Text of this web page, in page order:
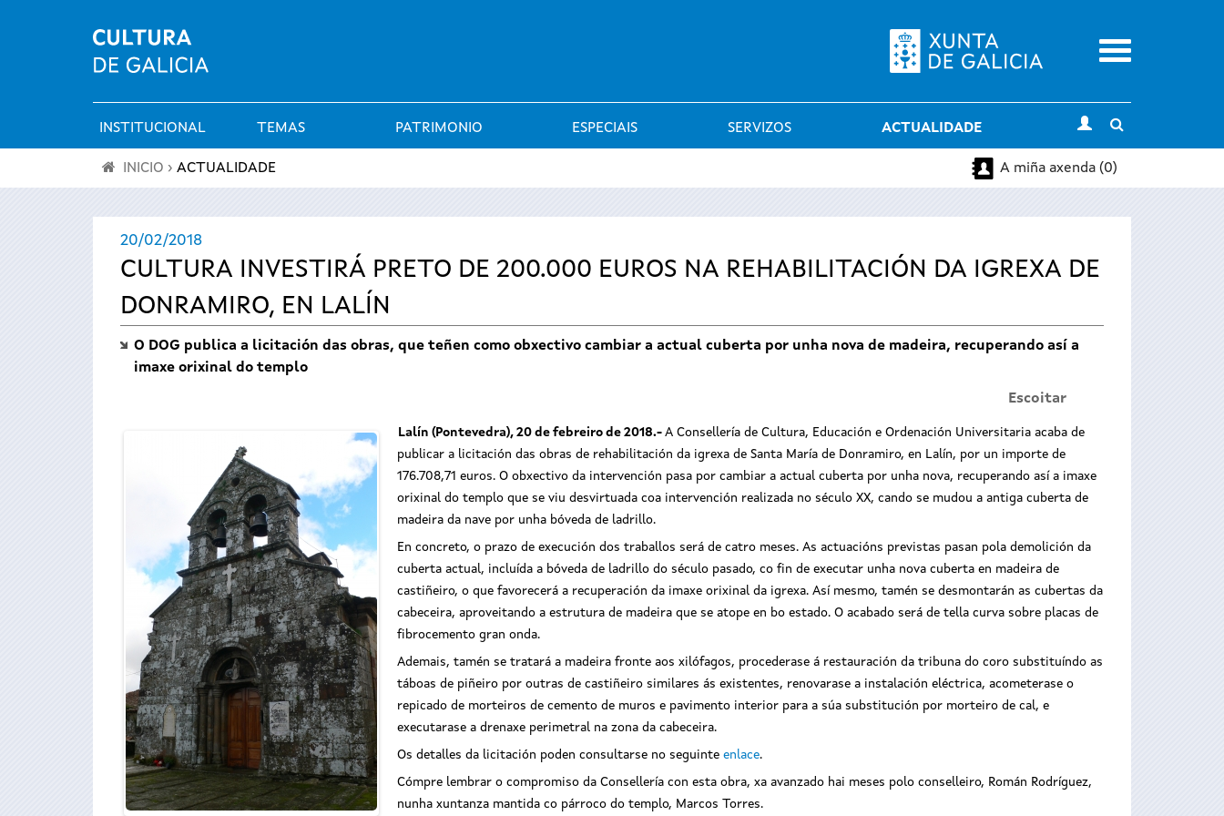
Menu
Menú
principal
INSTITUCIONAL TEMAS PATRIMONIO ESPECIAIS SERVIZOS ACTUALIDADE
search
está
INICIO › ACTUALIDADE A miña axenda (0)
20/02/2018
CULTURA INVESTIRÁ PRETO DE 200.000 EUROS NA REHABILITACIÓN DA IGREXA DE
DONRAMIRO, EN LALÍN
O DOG publica a licitación das obras, que teñen como obxectivo cambiar a actual cuberta por unha nova de madeira, recuperando así a
imaxe orixinal do templo
Escoitar
Lalín (Pontevedra), 20 de febreiro de 2018.- A Consellería de Cultura, Educación e Ordenación Universitaria acaba de
publicar a licitación das obras de rehabilitación da igrexa de Santa María de Donramiro, en Lalín, por un importe de
176.708,71 euros. O obxectivo da intervención pasa por cambiar a actual cuberta por unha nova, recuperando así a imaxe
orixinal do templo que se viu desvirtuada coa intervención realizada no século XX, cando se mudou a antiga cuberta de
madeira da nave por unha bóveda de ladrillo.
En concreto, o prazo de execución dos traballos será de catro meses. As actuacións previstas pasan pola demolición da
cuberta actual, incluída a bóveda de ladrillo do século pasado, co fin de executar unha nova cuberta en madeira de
castiñeiro, o que favorecerá a recuperación da imaxe orixinal da igrexa. Así mesmo, tamén se desmontarán as cubertas da
cabeceira, aproveitando a estrutura de madeira que se atope en bo estado. O acabado será de tella curva sobre placas de
fibrocemento gran onda.
Ademais, tamén se tratará a madeira fronte aos xilófagos, procederase á restauración da tribuna do coro substituíndo as
táboas de piñeiro por outras de castiñeiro similares ás existentes, renovarase a instalación eléctrica, acometerase o
repicado de morteiros de cemento de muros e pavimento interior para a súa substitución por morteiro de cal, e
executarase a drenaxe perimetral na zona da cabeceira.
Os detalles da licitación poden consultarse no seguinte enlace.
Cómpre lembrar o compromiso da Consellería con esta obra, xa avanzado hai meses polo conselleiro, Román Rodríguez,
nunha xuntanza mantida co párroco do templo, Marcos Torres.